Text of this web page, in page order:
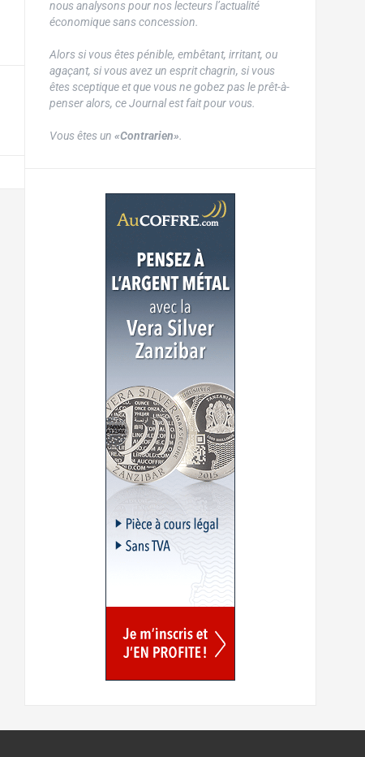
nous analysons pour nos lecteurs l’actualité
économique sans concession.
Alors si vous êtes pénible, embêtant, irritant, ou
agaçant, si vous avez un esprit chagrin, si vous
êtes sceptique et que vous ne gobez pas le prêt-à-
penser alors, ce Journal est fait pour vous.
Vous êtes un «Contrarien».